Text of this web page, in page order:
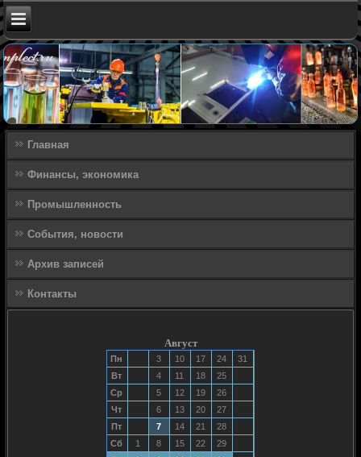
Главная
Финансы, экономика
Промышленность
События, новости
Архив записей
Контакты
Август
Пн 3 10 17 24
31
Вт
4 11 18
25
Ср
5 12 19
26
Чт
6 13 20
27
Пт
7 14 21
28
Сб
1 8 15 22
29